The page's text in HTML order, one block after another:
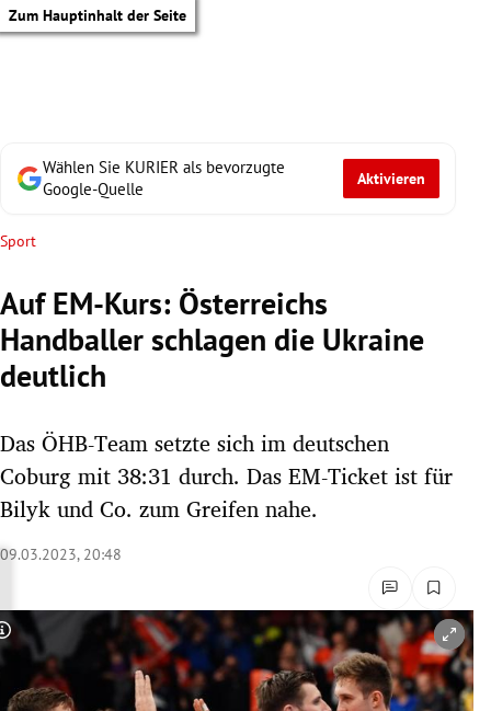
Zum Hauptinhalt der Seite
Untermenü
Untermenü
Untermenü
Untermenü
Wählen Sie KURIER als bevorzugte
Google-Quelle
Aktivieren
Sport
Auf EM-Kurs: Österreichs
Handballer schlagen die Ukraine
deutlich
Das ÖHB-Team setzte sich im deutschen
Coburg mit 38:31 durch. Das EM-Ticket ist für
Bilyk und Co. zum Greifen nahe.
09.03.2023, 20:48
Copyright-Hinweis öffnen/schließen